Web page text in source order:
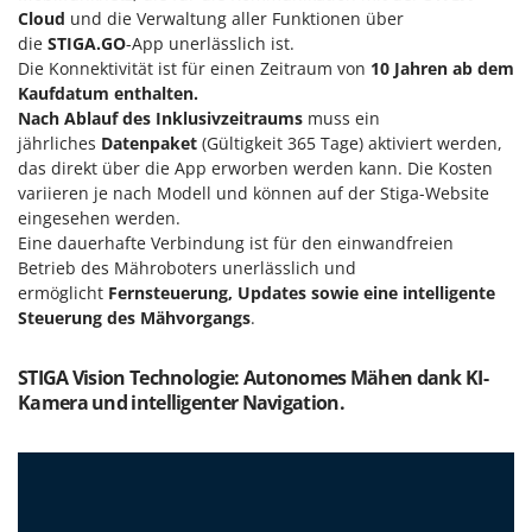
Santos
Sbaraglia
Schnitzer
Seven Italy
Shark
Shindaiwa
Silky
Simatech
Sirman
Skil
Smartwood
Smeg
Cloud und die Verwaltung aller Funktionen über
die STIGA.GO-App unerlässlich ist.
Die Konnektivität ist für einen Zeitraum von 10 Jahren ab dem
Kaufdatum enthalten.
Nach Ablauf des Inklusivzeitraums muss ein
jährliches Datenpaket (Gültigkeit 365 Tage) aktiviert werden,
das direkt über die App erworben werden kann. Die Kosten
variieren je nach Modell und können auf der Stiga-Website
eingesehen werden.
Eine dauerhafte Verbindung ist für den einwandfreien
Betrieb des Mähroboters unerlässlich und
ermöglicht Fernsteuerung, Updates sowie eine intelligente
Steuerung des Mähvorgangs.
STIGA Vision Technologie: Autonomes Mähen dank KI-
Kamera und intelligenter Navigation.